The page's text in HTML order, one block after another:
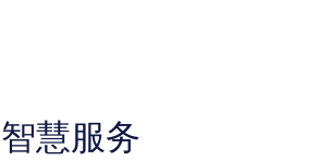
智慧服务